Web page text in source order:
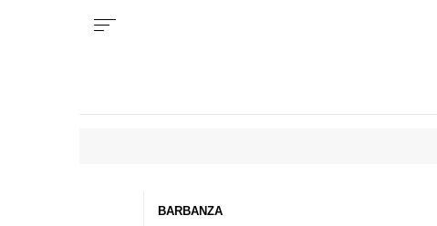
BARBANZA